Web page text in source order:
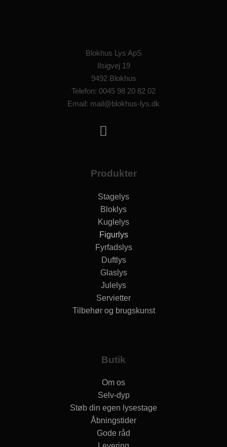
Blokhus Lys ApS
Ilsigvej 19
9492 Blokhus
Telefon: 0045 98 20 82 02
Email: mail@blokhus-lys.dk
Produkter
Stagelys
Bloklys
Kuglelys
Figurlys
Fyrfadslys
Duftlys
Glaslys
Julelys
Servietter
Tilbehør og brugskunst
Butik
Om os
Selv-dyp
Støb din egen lysestage
Åbningstider
Gode råd